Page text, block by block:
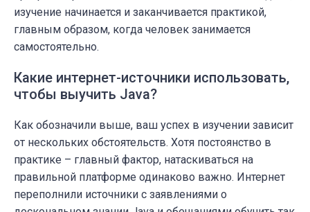
изучение начинается и заканчивается практикой,
главным образом, когда человек занимается
самостоятельно.
Какие интернет-источники использовать,
чтобы выучить Java?
Как обозначили выше, ваш успех в изучении зависит
от нескольких обстоятельств. Хотя постоянство в
практике – главный фактор, натаскиваться на
правильной платформе одинаково важно. Интернет
переполнили источники с заявлениями о